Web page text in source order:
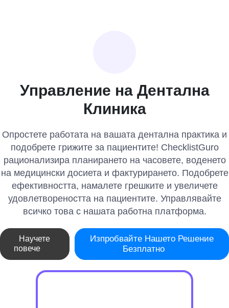
Управление на Дентална
Клиника
Опростете работата на вашата дентална практика и
подобрете грижите за пациентите! ChecklistGuro
рационализира планирането на часовете, воденето
на медицински досиета и фактурирането. Подобрете
ефективността, намалете грешките и увеличете
удовлетвореността на пациентите. Управлявайте
всичко това с нашата работна платформа.
Научете
повече
Изпробвайте Нашето Решение
Безплатно